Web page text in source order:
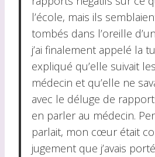
l’école, mais ils
tombés dans l’oreille
j’ai finalement appelé la
expliqué qu’elle suivait
médecin et qu’elle ne
avec le déluge de
en parler au médecin.
parlait, mon cœur était
jugement que j’avais